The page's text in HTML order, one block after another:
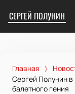
СЕРГЕЙ ПОЛУНИН
Главная
Сергей Полунин
балетного гения